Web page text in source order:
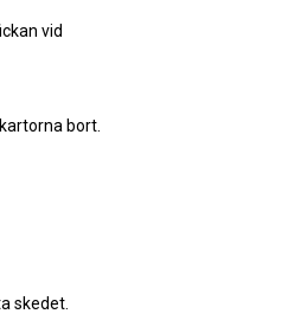
vid
bort.
skedet.